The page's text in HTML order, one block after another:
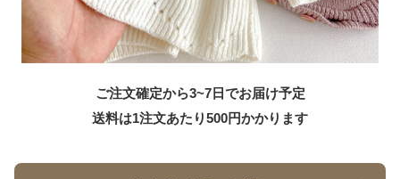
ご注文確定から3~7日でお届け予定
送料は1注文あたり500円かかります